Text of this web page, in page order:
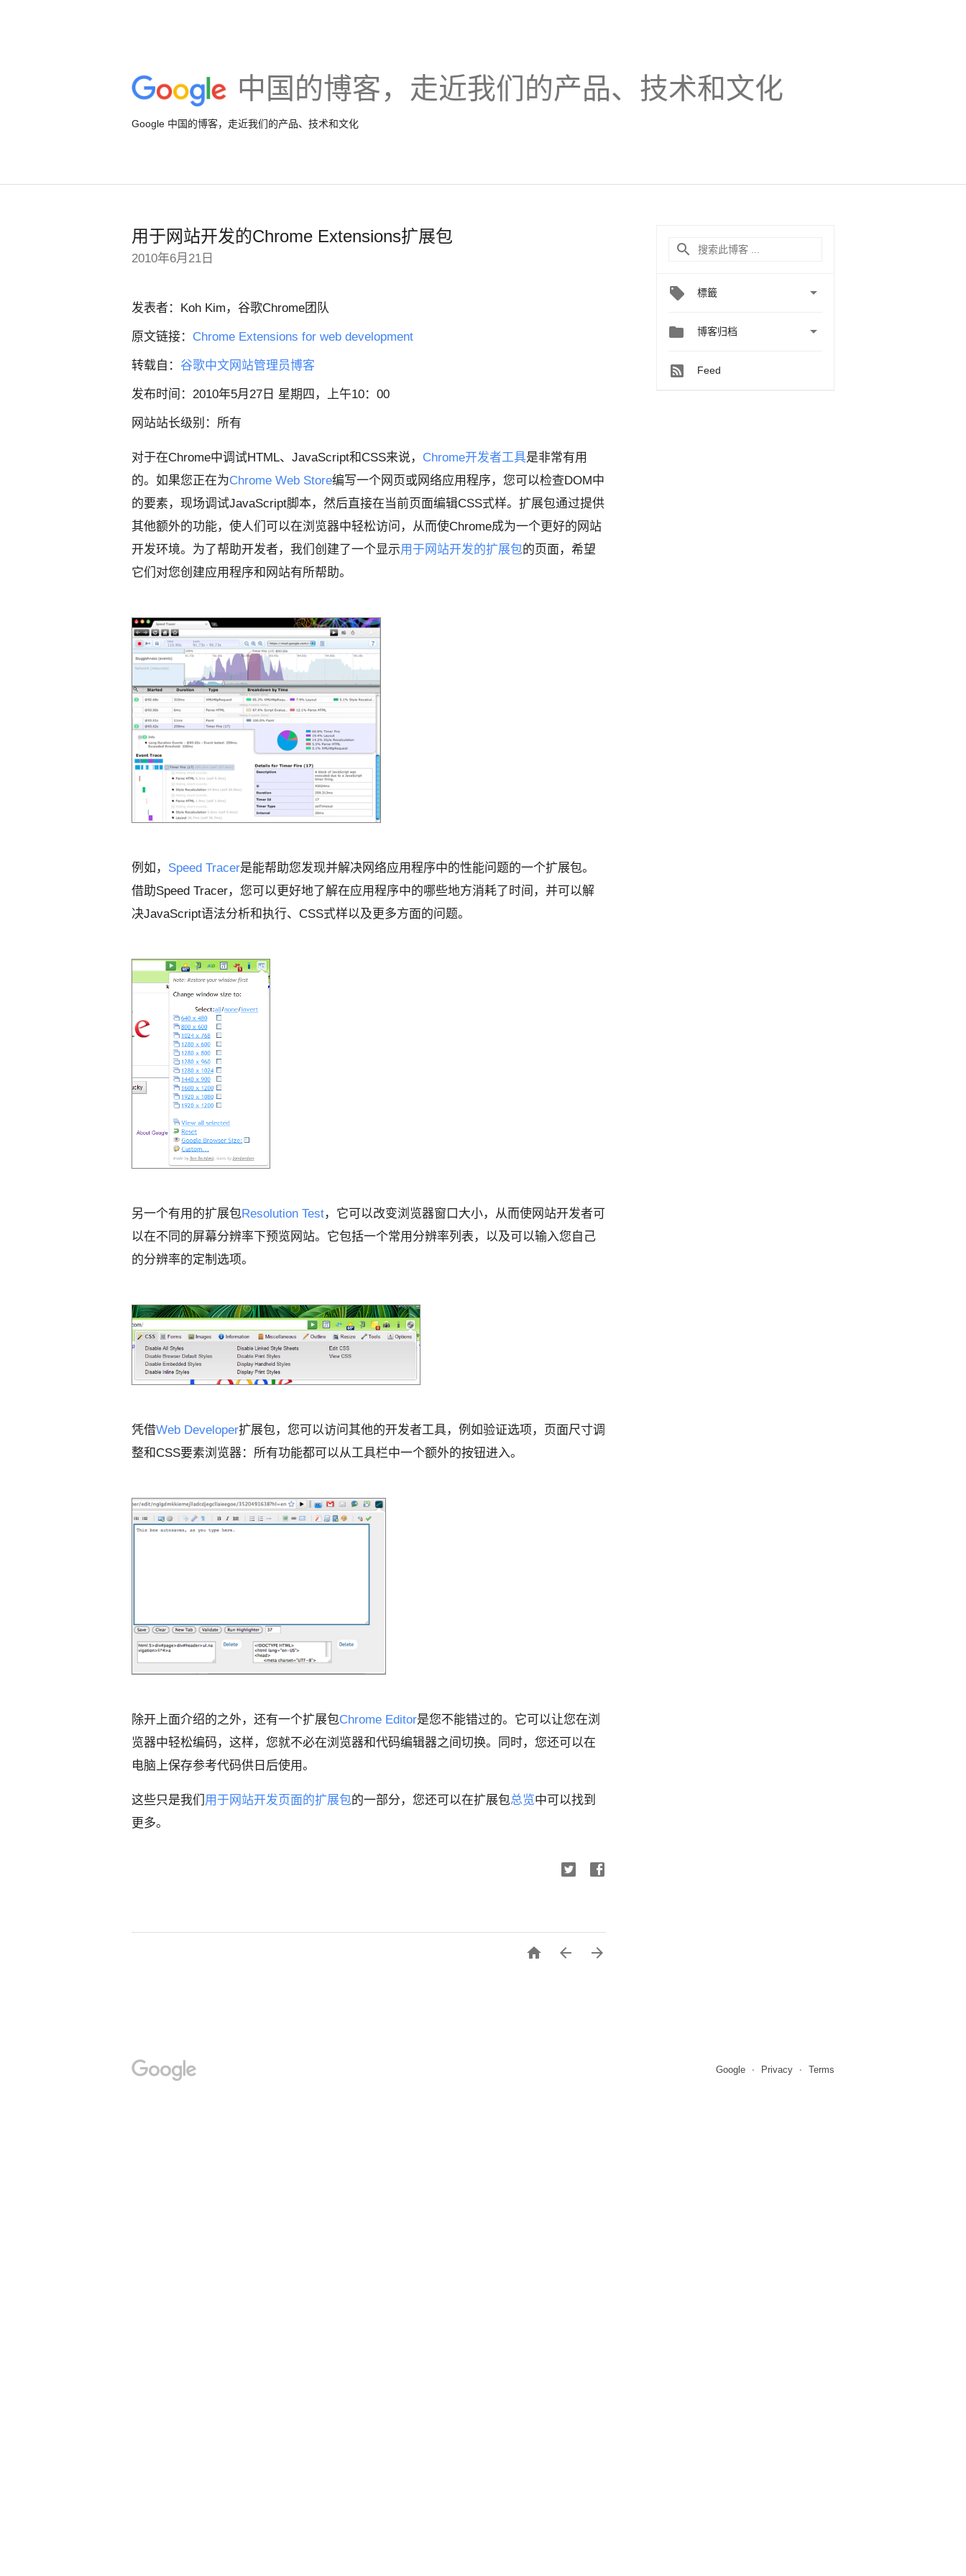
中国的博客，走近我们的产品、技术和文化
Google 中国的博客，走近我们的产品、技术和文化
用于网站开发的Chrome Extensions扩展包
2010年6月21日
发表者：Koh Kim，谷歌Chrome团队
原文链接： Chrome Extensions for web development
转载自： 谷歌中文网站管理员博客
发布时间：2010年5月27日 星期四，上午10：00
网站站长级别：所有
对于在Chrome中调试HTML、JavaScript和CSS来说， Chrome开发者工具是非常有用
的。如果您正在为Chrome Web Store编写一个网页或网络应用程序，您可以检查DOM中
的要素，现场调试JavaScript脚本，然后直接在当前页面编辑CSS式样。扩展包通过提供
其他额外的功能，使人们可以在浏览器中轻松访问，从而使Chrome成为一个更好的网站
开发环境。为了帮助开发者，我们创建了一个显示用于网站开发的扩展包的页面，希望
它们对您创建应用程序和网站有所帮助。
例如， Speed Tracer是能帮助您发现并解决网络应用程序中的性能问题的一个扩展包。
借助Speed Tracer，您可以更好地了解在应用程序中的哪些地方消耗了时间，并可以解
决JavaScript语法分析和执行、CSS式样以及更多方面的问题。
另一个有用的扩展包Resolution Test，它可以改变浏览器窗口大小，从而使网站开发者可
以在不同的屏幕分辨率下预览网站。它包括一个常用分辨率列表，以及可以输入您自己
的分辨率的定制选项。
凭借Web Developer扩展包，您可以访问其他的开发者工具，例如验证选项，页面尺寸调
整和CSS要素浏览器：所有功能都可以从工具栏中一个额外的按钮进入。
除开上面介绍的之外，还有一个扩展包Chrome Editor是您不能错过的。它可以让您在浏
览器中轻松编码，这样，您就不必在浏览器和代码编辑器之间切换。同时，您还可以在
电脑上保存参考代码供日后使用。
这些只是我们 用于网站开发页面的扩展包的一部分，您还可以在扩展包总览中可以找到
更多。
  
標籤 
 博客归档 
Feed
Google Privacy Terms